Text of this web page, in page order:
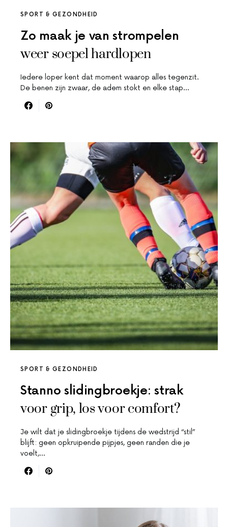
SPORT & GEZONDHEID
Zo maak je van strompelen
weer soepel hardlopen
Iedere loper kent dat moment waarop alles tegenzit.
De benen zijn zwaar, de adem stokt en elke stap…
SPORT & GEZONDHEID
Stanno slidingbroekje: strak
voor grip, los voor comfort?
Je wilt dat je slidingbroekje tijdens de wedstrijd “stil”
blijft: geen opkruipende pijpjes, geen randen die je
voelt,…